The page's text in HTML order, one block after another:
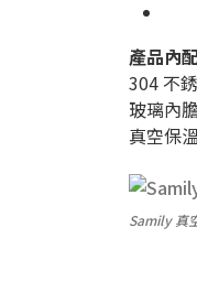
產品內
304 不
玻璃內
真空保
Samily 真